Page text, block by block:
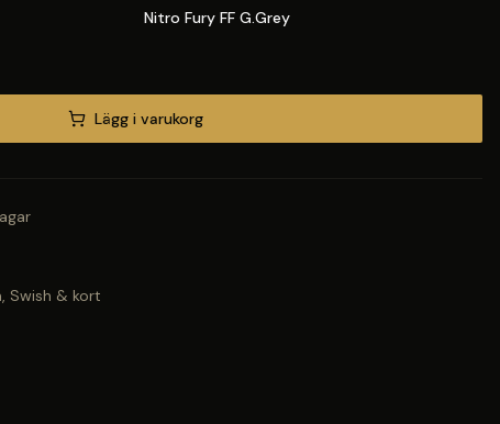
Nitro Fury FF G.Grey
Lägg i varukorg
Swish & kort